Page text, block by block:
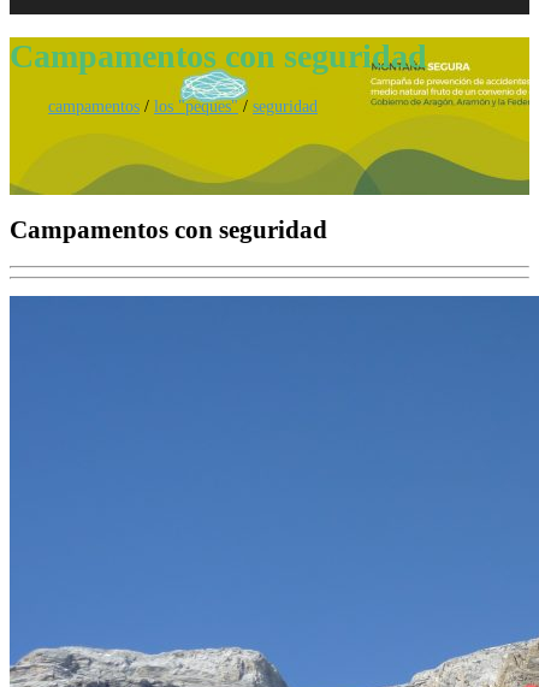
Campamentos con seguridad
campamentos / los "peques" / seguridad
Campamentos con seguridad